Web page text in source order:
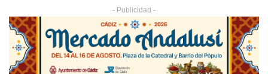
- Publicidad -